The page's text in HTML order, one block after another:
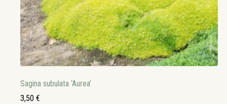
Sagina subulata ‘Aurea’
3,50 €